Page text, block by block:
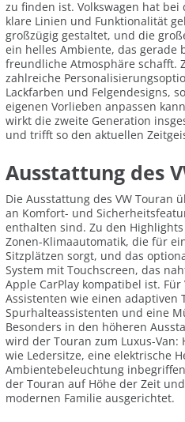
zu finden ist. Volkswagen hat
klare Linien und Funktionalität
großzügig gestaltet, und die
ein helles Ambiente, das gerade
freundliche Atmosphäre schafft.
zahlreiche
Lackfarben und Felgendesigns,
eigenen Vorlieben anpassen
wirkt die zweite Generation
und trifft so den aktuellen
Ausstattung des
Die Ausstattung des VW Touran
an Komfort- und
enthalten sind. Zu den
Zonen-Klimaautomatik, die für
Sitzplätzen sorgt, und das
System mit Touchscreen, das
Apple CarPlay kompatibel ist.
Assistenten wie einen adaptiven
Spurhalteassistenten und eine
Besonders in den höheren
wird der Touran zum Luxus-
wie Ledersitze, eine elektrische
Ambientebeleuchtung
der Touran auf Höhe der Zeit
modernen Familie ausgerichtet.